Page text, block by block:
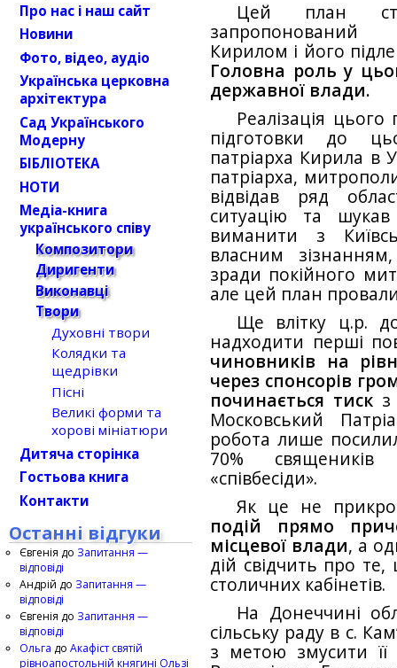
Цей план
запропонований
Кирилом і його
Головна роль у
державної влади.
Реалізація
підготовки до
патріарха Кирила в
патріарха,
відвідав ряд
ситуацію та
виманити з
власним
зради покійного
але цей план
Ще влітку ц.р. до
надходити перші
чиновників на
через спонсорів
починається тиск
Московський
робота лише
70%
«співбесіди».
Як це не
подій прямо
місцевої влади, а
дій свідчить про
столичних кабінетів.
На Донеччині
сільську раду в с.
з метою змусити
Про нас і наш сайт
Новини
Фото, відео, аудіо
Українська церковна
архітектура
Сад Українського
Модерну
БІБЛІОТЕКА
НОТИ
Медіа-книга
українського співу
Композитори
Диригенти
Виконавці
Твори
Духовні твори
Колядки та
щедрівки
Пісні
Великі форми та
хорові мініатюри
Дитяча сторінка
Гостьова книга
Контакти
Останні відгуки
Євгенія до Запитання —
відповіді
Андрій до Запитання —
відповіді
Євгенія до Запитання —
відповіді
Ольга до Акафіст святій
рівноапостольній княгині Ользі